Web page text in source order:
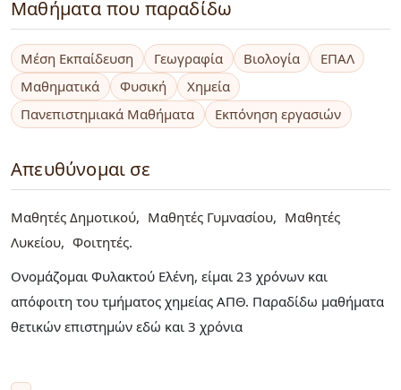
Μαθήματα που παραδίδω
Μέση Εκπαίδευση Γεωγραφία Βιολογία
ΕΠΑΛ
Μαθηματικά
Φυσική
Χημεία
Πανεπιστημιακά Μαθήματα
Εκπόνηση εργασιών
Απευθύνομαι σε
Μαθητές Δημοτικού Μαθητές Γυμνασίου
Μαθητές
Λυκείου
Φοιτητές
Ονομάζομαι Φυλακτού Ελένη, είμαι 23 χρόνων και
απόφοιτη του τμήματος χημείας ΑΠΘ. Παραδίδω μαθήματα
θετικών επιστημών εδώ και 3 χρόνια